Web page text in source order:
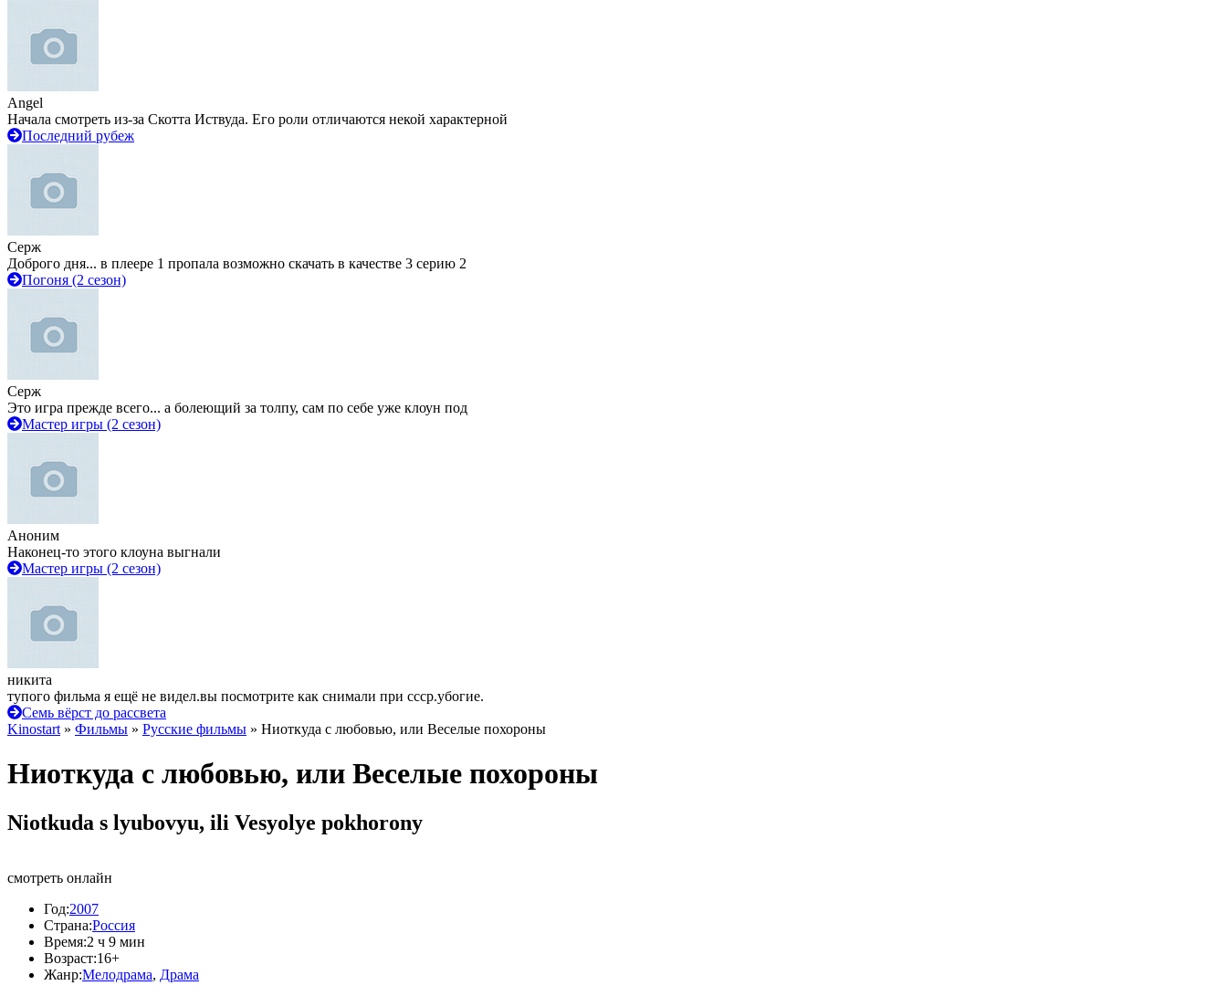
Angel
Начала смотреть из-за Скотта Иствуда. Его роли отличаются некой характерной
Последний рубеж
Серж
Доброго дня... в плеере 1 пропала возможно скачать в качестве 3 серию 2
Погоня (2 сезон)
Серж
Это игра прежде всего... а болеющий за толпу, сам по себе уже клоун под
Мастер игры (2 сезон)
Аноним
Наконец-то этого клоуна выгнали
Мастер игры (2 сезон)
никита
тупого фильма я ещё не видел.вы посмотрите как снимали при ссср.убогие.
Семь вёрст до рассвета
Kinostart » Фильмы » Русские фильмы » Ниоткуда с любовью, или Веселые похороны
Ниоткуда с любовью, или Веселые похороны
Niotkuda s lyubovyu, ili Vesyolye pokhorony
смотреть онлайн
Год:2007
Страна:Россия
Время:2 ч 9 мин
Возраст:16+
Жанр:Мелодрама, Драма